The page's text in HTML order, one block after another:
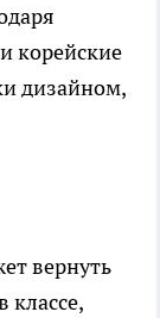
корейские
дизайном,
вернуть
классе,